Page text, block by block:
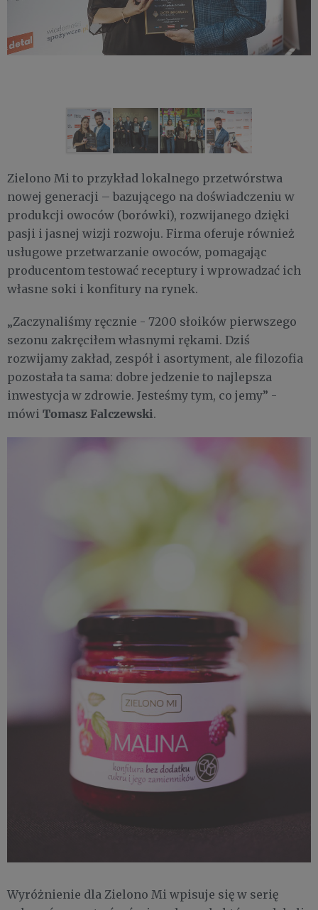
Zielono Mi to przykład lokalnego przetwórstwa
nowej generacji – bazującego na doświadczeniu w
produkcji owoców (borówki), rozwijanego dzięki
pasji i jasnej wizji rozwoju. Firma oferuje również
usługowe przetwarzanie owoców, pomagając
producentom testować receptury i wprowadzać ich
własne soki i konfitury na rynek.
„Zaczynaliśmy ręcznie - 7200 słoików pierwszego
sezonu zakręciłem własnymi rękami. Dziś
rozwijamy zakład, zespół i asortyment, ale filozofia
pozostała ta sama: dobre jedzenie to najlepsza
inwestycja w zdrowie. Jesteśmy tym, co jemy” -
mówi Tomasz Falczewski.
Wyróżnienie dla Zielono Mi wpisuje się w serię